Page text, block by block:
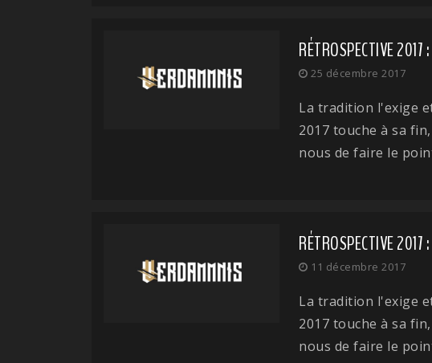
RÉTROSPECTIVE 2017
25 décembre 2017
La tradition l'exige
2017 touche à sa
nous de faire le
RÉTROSPECTIVE 2017
11 décembre 2017
La tradition l'exige
2017 touche à sa
nous de faire le